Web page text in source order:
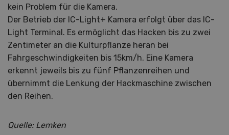
kein Problem für die Kamera.
Der Betrieb der IC-Light+ Kamera erfolgt über das IC-
Light Terminal. Es ermöglicht das Hacken bis zu zwei
Zentimeter an die Kulturpflanze heran bei
Fahrgeschwindigkeiten bis 15km/h. Eine Kamera
erkennt jeweils bis zu fünf Pflanzenreihen und
übernimmt die Lenkung der Hackmaschine zwischen
den Reihen.
Quelle: Lemken